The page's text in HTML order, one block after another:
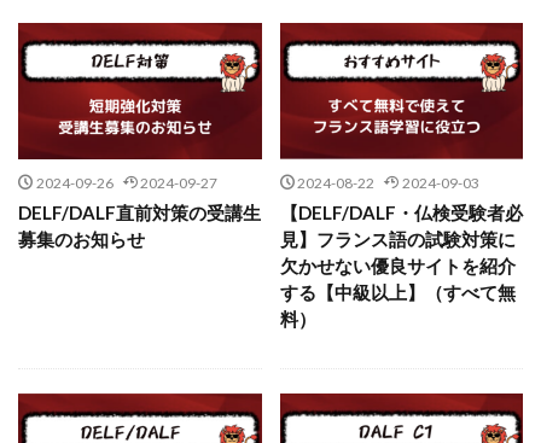
2024-09-26 2024-09-27
DELF/DALF直前対策の受講生
募集のお知らせ
2024-08-22 2024-09-03
【DELF/DALF・仏検受験者必
見】フランス語の試験対策に
欠かせない優良サイトを紹介
する【中級以上】（すべて無
料）